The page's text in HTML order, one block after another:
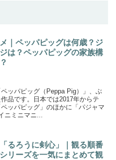
｜ペッパピッグは何歳？ジ
は？ペッパピッグの家族構
ッパピッグ（Peppa Pig）」、ぶ
品です。日本では2017年からテ
ッパピッグ」のほかに「パジャマ
ニミニマニ...
るろうに剣心」｜観る順番
リーズを一気にまとめて観